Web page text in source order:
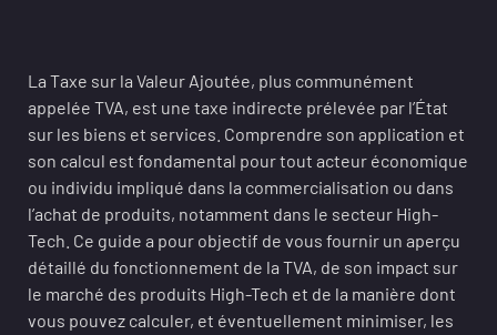
La Taxe sur la Valeur Ajoutée, plus communément
appelée TVA, est une taxe indirecte prélevée par l’État
sur les biens et services. Comprendre son application et
son calcul est fondamental pour tout acteur économique
ou individu impliqué dans la commercialisation ou dans
l’achat de produits, notamment dans le secteur High-
Tech. Ce guide a pour objectif de vous fournir un aperçu
détaillé du fonctionnement de la TVA, de son impact sur
le marché des produits High-Tech et de la manière dont
vous pouvez calculer, et éventuellement minimiser, les